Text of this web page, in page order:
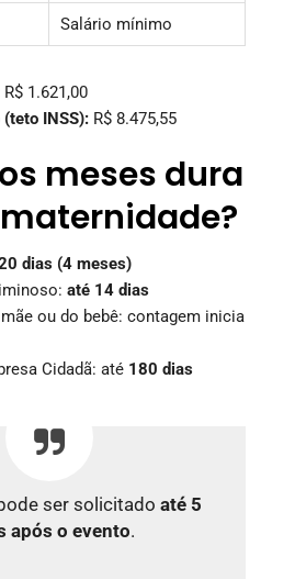
Salário mínimo
R$ 1.621,00
INSS): R$ 8.475,55
meses dura
dias (4 meses)
até 14 dias
ou do bebê: contagem inicia
Cidadã: até 180 dias
ser solicitado até 5
após o evento.